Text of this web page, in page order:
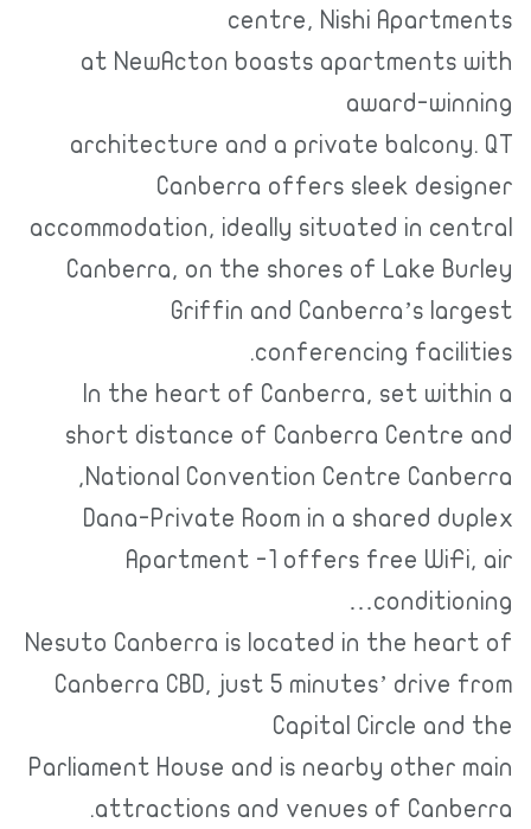
centre, Nishi Apartments
at NewActon boasts apartments with
award-winning
architecture and a private balcony. QT
Canberra offers sleek designer
accommodation, ideally situated in central
Canberra, on the shores of Lake Burley
Griffin and Canberra’s largest
conferencing facilities.
In the heart of Canberra, set within a
short distance of Canberra Centre and
National Convention Centre Canberra,
Dana-Private Room in a shared duplex
Apartment -1 offers free WiFi, air
conditioning…
Nesuto Canberra is located in the heart of
Canberra CBD, just 5 minutes’ drive from
Capital Circle and the
Parliament House and is nearby other main
attractions and venues of Canberra.